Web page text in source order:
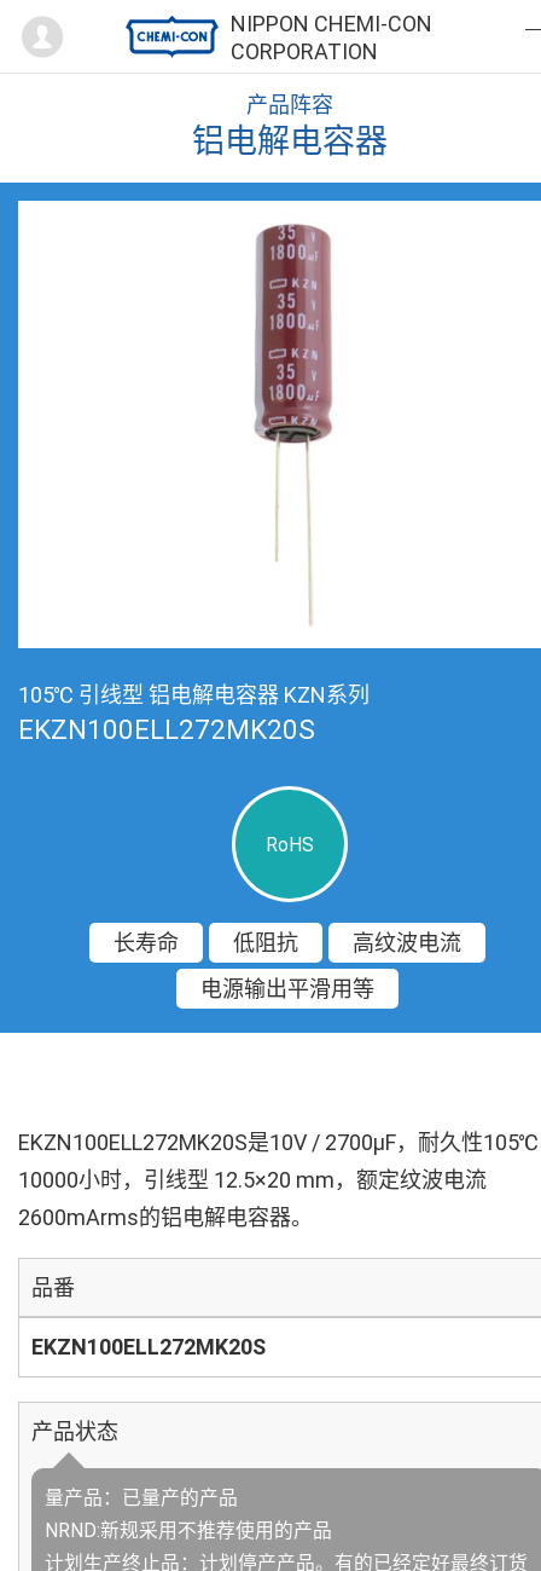
NIPPON CHEMI-CON
CORPORATION
Mypage
产品阵容
铝电解电容器
105℃ 引线型 铝电解电容器 KZN系列
EKZN100ELL272MK20S
RoHS
长寿命 低阻抗
高纹波电流
电源输出平滑用等
EKZN100ELL272MK20S是10V / 2700µF，耐久性105℃
10000小时，引线型 12.5×20 mm，额定纹波电流
2600mArms的铝电解电容器。
品番
EKZN100ELL272MK20S
产品状态
量产品：已量产的产品
NRND:新规采用不推荐使用的产品
计划生产终止品：计划停产产品。有的已经定好最终订货